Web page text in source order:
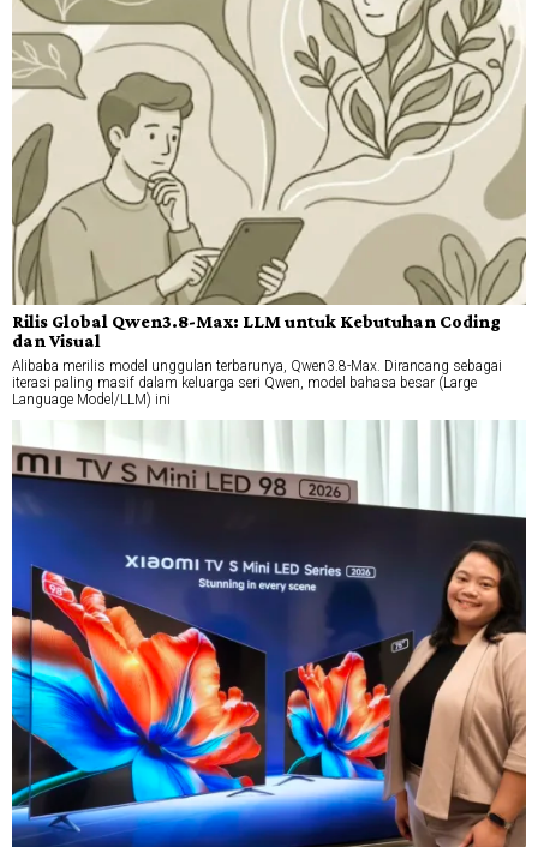
Rilis Global Qwen3.8-Max: LLM untuk Kebutuhan Coding
dan Visual
Alibaba merilis model unggulan terbarunya, Qwen3.8-Max. Dirancang sebagai
iterasi paling masif dalam keluarga seri Qwen, model bahasa besar (Large
Language Model/LLM) ini